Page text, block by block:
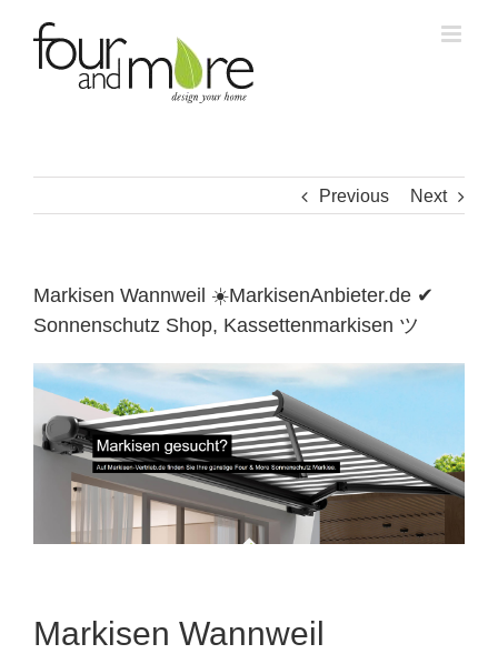
content
Previous Next
Markisen Wannweil ☀️MarkisenAnbieter.de ✔
Sonnenschutz Shop, Kassettenmarkisen ツ
Markisen Wannweil